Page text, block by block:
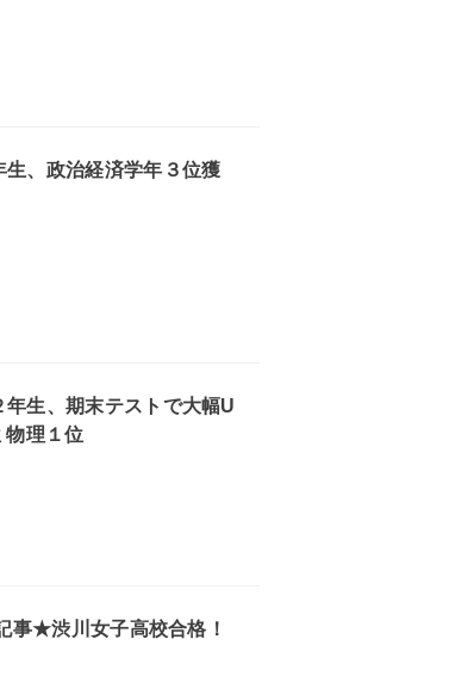
生、政治経済学年３位獲
年生、期末テストで大幅U
物理１位
事★渋川女子高校合格！